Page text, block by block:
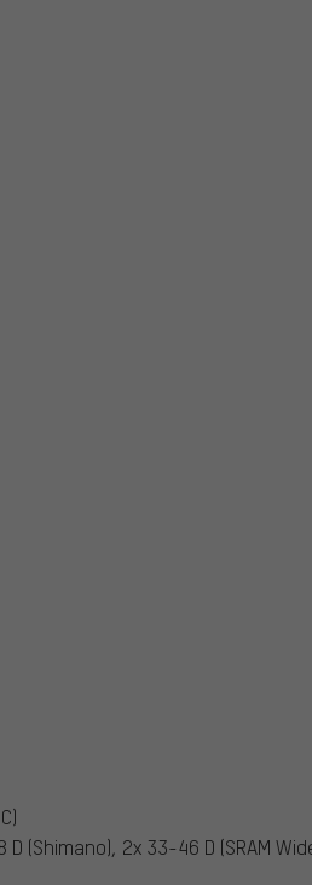
(Shimano), 2x 33-46 D (SRAM